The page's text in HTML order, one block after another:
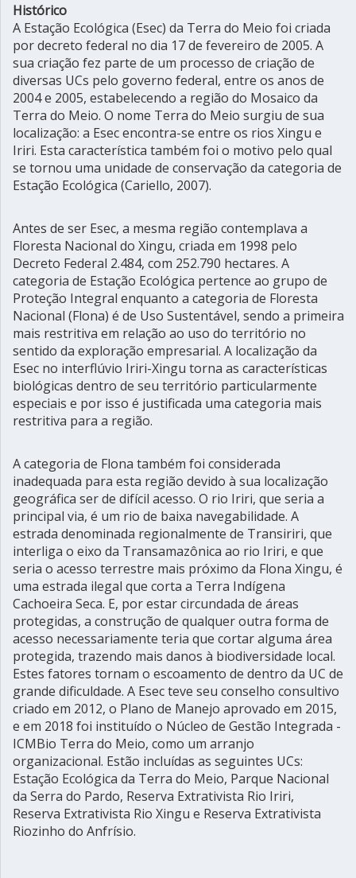
Histórico
A Estação Ecológica (Esec) da Terra do Meio foi criada
por decreto federal no dia 17 de fevereiro de 2005. A
sua criação fez parte de um processo de criação de
diversas UCs pelo governo federal, entre os anos de
2004 e 2005, estabelecendo a região do Mosaico da
Terra do Meio. O nome Terra do Meio surgiu de sua
localização: a Esec encontra-se entre os rios Xingu e
Iriri. Esta característica também foi o motivo pelo qual
se tornou uma unidade de conservação da categoria de
Estação Ecológica (Cariello, 2007).
Antes de ser Esec, a mesma região contemplava a
Floresta Nacional do Xingu, criada em 1998 pelo
Decreto Federal 2.484, com 252.790 hectares. A
categoria de Estação Ecológica pertence ao grupo de
Proteção Integral enquanto a categoria de Floresta
Nacional (Flona) é de Uso Sustentável, sendo a primeira
mais restritiva em relação ao uso do território no
sentido da exploração empresarial. A localização da
Esec no interflúvio Iriri-Xingu torna as características
biológicas dentro de seu território particularmente
especiais e por isso é justificada uma categoria mais
restritiva para a região.
A categoria de Flona também foi considerada
inadequada para esta região devido à sua localização
geográfica ser de difícil acesso. O rio Iriri, que seria a
principal via, é um rio de baixa navegabilidade. A
estrada denominada regionalmente de Transiriri, que
interliga o eixo da Transamazônica ao rio Iriri, e que
seria o acesso terrestre mais próximo da Flona Xingu, é
uma estrada ilegal que corta a Terra Indígena
Cachoeira Seca. E, por estar circundada de áreas
protegidas, a construção de qualquer outra forma de
acesso necessariamente teria que cortar alguma área
protegida, trazendo mais danos à biodiversidade local.
Estes fatores tornam o escoamento de dentro da UC de
grande dificuldade. A Esec teve seu conselho consultivo
criado em 2012, o Plano de Manejo aprovado em 2015,
e em 2018 foi instituído o Núcleo de Gestão Integrada -
ICMBio Terra do Meio, como um arranjo
organizacional. Estão incluídas as seguintes UCs:
Estação Ecológica da Terra do Meio, Parque Nacional
da Serra do Pardo, Reserva Extrativista Rio Iriri,
Reserva Extrativista Rio Xingu e Reserva Extrativista
Riozinho do Anfrísio.